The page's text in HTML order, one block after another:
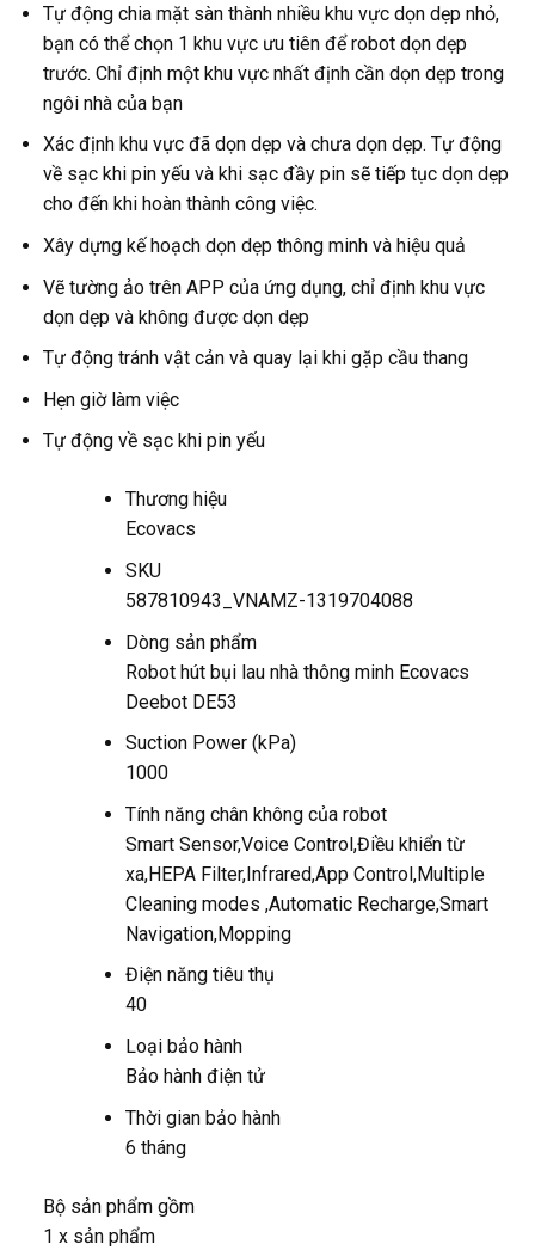
Tự động chia mặt sàn thành nhiều khu vực dọn dẹp nhỏ,
bạn có thể chọn 1 khu vực ưu tiên để robot dọn dẹp
trước. Chỉ định một khu vực nhất định cần dọn dẹp trong
ngôi nhà của bạn
Xác định khu vực đã dọn dẹp và chưa dọn dẹp. Tự động
về sạc khi pin yếu và khi sạc đầy pin sẽ tiếp tục dọn dẹp
cho đến khi hoàn thành công việc.
Xây dựng kế hoạch dọn dẹp thông minh và hiệu quả
Vẽ tường ảo trên APP của ứng dụng, chỉ định khu vực
dọn dẹp và không được dọn dẹp
Tự động tránh vật cản và quay lại khi gặp cầu thang
Hẹn giờ làm việc
Tự động về sạc khi pin yếu
Thương hiệu
Ecovacs
SKU
587810943_VNAMZ-1319704088
Dòng sản phẩm
Robot hút bụi lau nhà thông minh Ecovacs
Deebot DE53
Suction Power (kPa)
1000
Tính năng chân không của robot
Smart Sensor,Voice Control,Điều khiển từ
xa,HEPA Filter,Infrared,App Control,Multiple
Cleaning modes ,Automatic Recharge,Smart
Navigation,Mopping
Điện năng tiêu thụ
40
Loại bảo hành
Bảo hành điện tử
Thời gian bảo hành
6 tháng
Bộ sản phẩm gồm
1 x sản phẩm